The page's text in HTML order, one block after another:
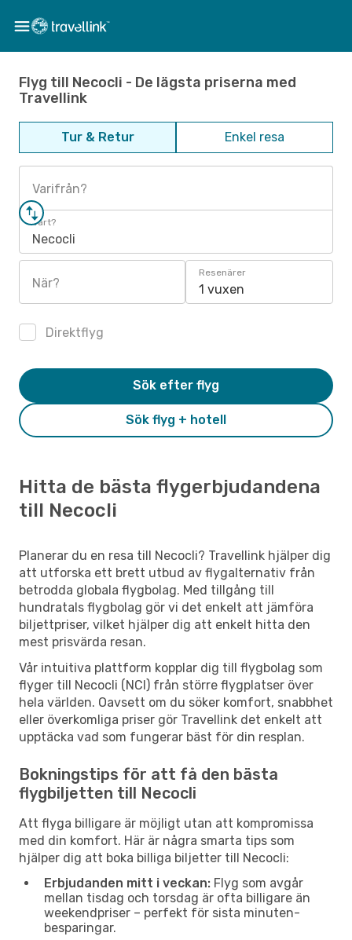
Flyg till Necocli - De lägsta priserna med
Travellink
Tur & Retur Enkel resa
Varifrån?
Vart?
Necocli
När?
Resenärer
1 vuxen
Direktflyg
Sök flyg + hotell
Sök efter flyg
Hitta de bästa flygerbjudandena
till Necocli
Planerar du en resa till Necocli? Travellink hjälper dig
att utforska ett brett utbud av flygalternativ från
betrodda globala flygbolag. Med tillgång till
hundratals flygbolag gör vi det enkelt att jämföra
biljettpriser, vilket hjälper dig att enkelt hitta den
mest prisvärda resan.
Vår intuitiva plattform kopplar dig till flygbolag som
flyger till Necocli (NCI) från större flygplatser över
hela världen. Oavsett om du söker komfort, snabbhet
eller överkomliga priser gör Travellink det enkelt att
upptäcka vad som fungerar bäst för din resplan.
Bokningstips för att få den bästa
flygbiljetten till Necocli
Att flyga billigare är möjligt utan att kompromissa
med din komfort. Här är några smarta tips som
hjälper dig att boka billiga biljetter till Necocli:
Erbjudanden mitt i veckan: Flyg som avgår
mellan tisdag och torsdag är ofta billigare än
weekendpriser – perfekt för sista minuten-
besparingar.